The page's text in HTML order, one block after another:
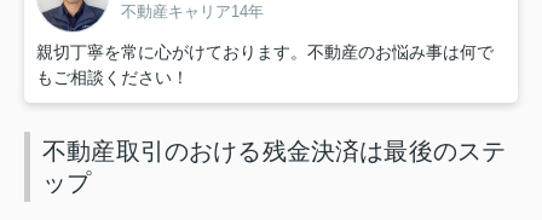
不動産キャリア14年
親切丁寧を常に心がけております。不動産のお悩み事は何で
もご相談ください！
不動産取引のおける残金決済は最後のステ
ップ